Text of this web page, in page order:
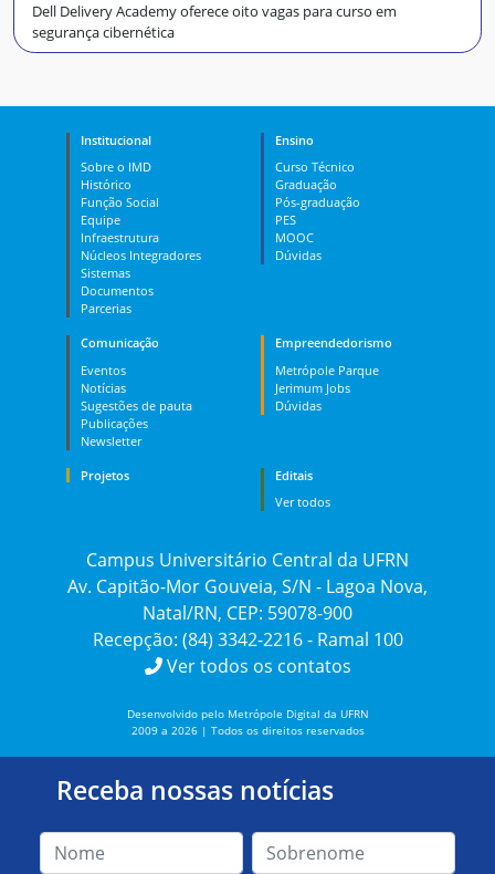
Dell Delivery Academy oferece oito vagas para curso em
segurança cibernética
Institucional
Sobre o IMD
Histórico
Função Social
Equipe
Infraestrutura
Núcleos Integradores
Sistemas
Documentos
Parcerias
Ensino
Curso Técnico
Graduação
Pós-graduação
PES
MOOC
Dúvidas
Comunicação
Eventos
Notícias
Sugestões de pauta
Publicações
Newsletter
Empreendedorismo
Metrópole Parque
Jerimum Jobs
Dúvidas
Projetos
Editais
Ver todos
Campus Universitário Central da UFRN
Av. Capitão-Mor Gouveia, S/N - Lagoa Nova,
Natal/RN, CEP: 59078-900
Recepção: (84) 3342-2216 - Ramal 100
Ver todos os contatos
Desenvolvido pelo Metrópole Digital da UFRN
2009 a 2026 | Todos os direitos reservados
Receba nossas notícias